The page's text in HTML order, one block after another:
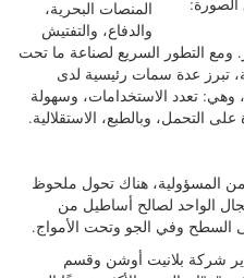
المنصات البحرية،
والدفاع، والتفتيش
ومع التطور السريع لصناعة ما تحت
تبرز عدة سمات رئيسية لدى
وهي: تعدد الاستخدامات، وسهولة
التحمل، وبالطبع، الاستقلالية.
المسؤولية، هناك تحول ملحوظ
الواحد لصالح أساطيل من
السطح وفي الجو وتحت الأمواج.
شركة بلانيت أوشن وقسم